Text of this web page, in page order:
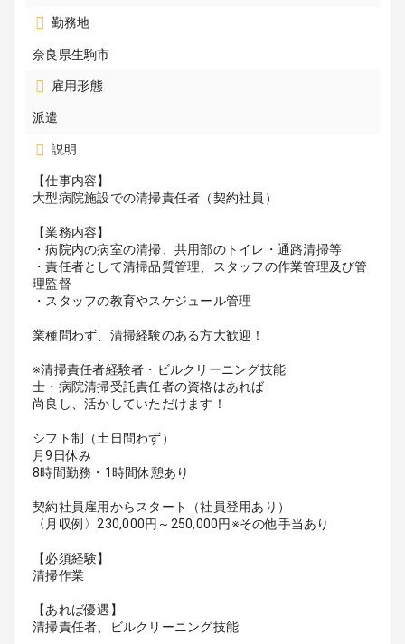
勤務地
奈良県生駒市
雇用形態
派遣
説明
【仕事内容】
大型病院施設での清掃責任者（契約社員）
【業務内容】
・病院内の病室の清掃、共用部のトイレ・通路清掃等
・責任者として清掃品質管理、スタッフの作業管理及び管
理監督
・スタッフの教育やスケジュール管理
業種問わず、清掃経験のある方大歓迎！
※清掃責任者経験者・ビルクリーニング技能
士・病院清掃受託責任者の資格はあれば
尚良し、活かしていただけます！
シフト制（土日問わず）
月9日休み
8時間勤務・1時間休憩あり
契約社員雇用からスタート（社員登用あり）
〈月収例〉230,000円～250,000円※その他手当あり
【必須経験】
清掃作業
【あれば優遇】
清掃責任者、ビルクリーニング技能